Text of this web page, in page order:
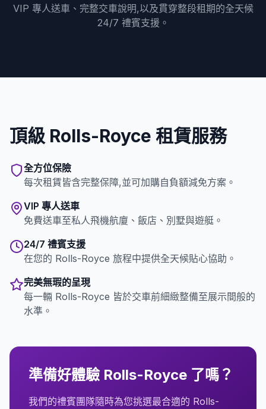
VIP 專人送車、完整交車說明,以及貫穿整段租期的全天候
24/7 禮賓支援。
頂級 Rolls-Royce 租賃服務
全方位保險
每次租賃皆含完整保障,並可加購自負額減免方案。
VIP 專人送車
免費送車至私人飛機航廈、飯店、別墅與遊艇。
24/7 禮賓支援
在您的 Rolls-Royce 旅程中提供全天候貼心協助。
完美無瑕的呈現
每一輛 Rolls-Royce 皆於交車前細緻整備至展示間般的
水準。
準備好體驗 Rolls-Royce 了嗎？
我們的禮賓團隊隨時為您挑選最合適的 Rolls-